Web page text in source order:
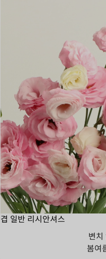
겹 일반 리시안셔스
변치
봄여